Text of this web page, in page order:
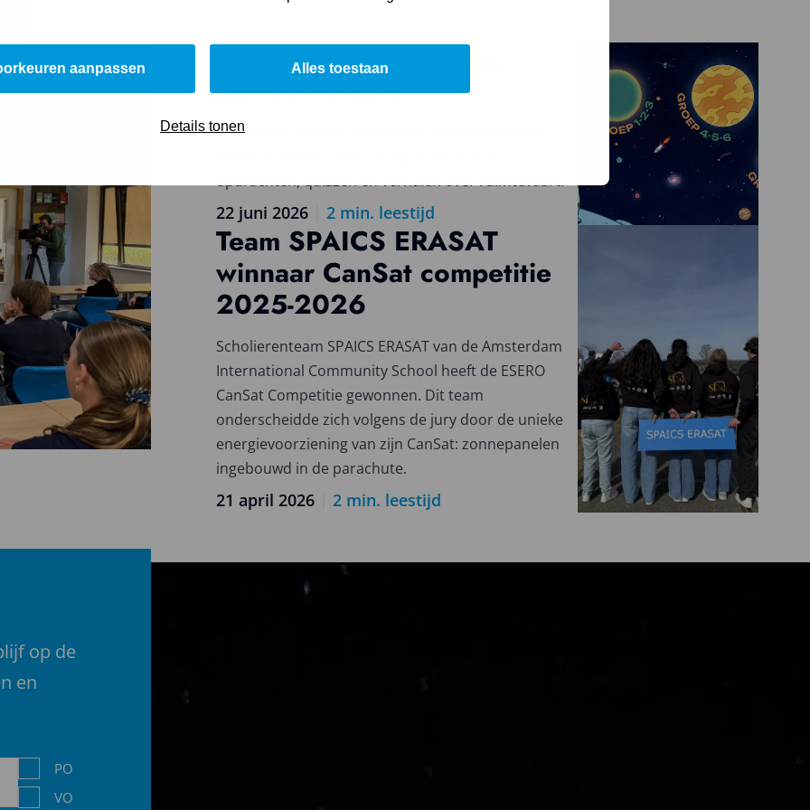
aanpassen Alles toestaan
Details tonen
Ruimtevaart in de klas,
gewoon online
Ontdek het nieuwe interactieve lesmateriaal van
opdrachten, quizzen en verhalen over ruimtevaart.
22 juni 2026 2 min. leestijd
over
in
klas,
gewoon
online
Team SPAICS ERASAT
winnaar CanSat competitie
2025-2026
Scholierenteam SPAICS ERASAT van de Amsterdam
International Community School heeft de ESERO
CanSat Competitie gewonnen. Dit team
onderscheidde zich volgens de jury door de unieke
energievoorziening van zijn CanSat: zonnepanelen
ingebouwd in de parachute.
21 april 2026 2 min. leestijd
Lees
meer
over
Team
ERASAT
winnaar
CanSat
competitie
2025-
2026
op de
en
Niveau
PO
VO